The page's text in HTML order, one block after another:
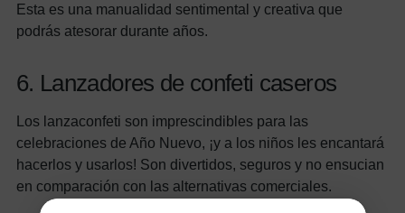
Esta es una manualidad sentimental y creativa que
podrás atesorar durante años.
6. Lanzadores de confeti caseros
Los lanzaconfeti son imprescindibles para las
celebraciones de Año Nuevo, ¡y a los niños les encantará
hacerlos y usarlos! Son divertidos, seguros y no ensucian
en comparación con las alternativas comerciales.